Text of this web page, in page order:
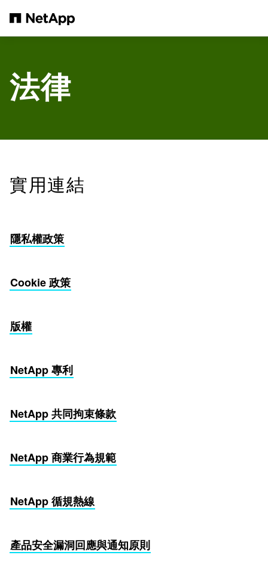
法律
實用連結
隱私權政策
Cookie 政策
版權
NetApp 專利
NetApp 共同拘束條款
NetApp 商業行為規範
NetApp 循規熱線
產品安全漏洞回應與通知原則